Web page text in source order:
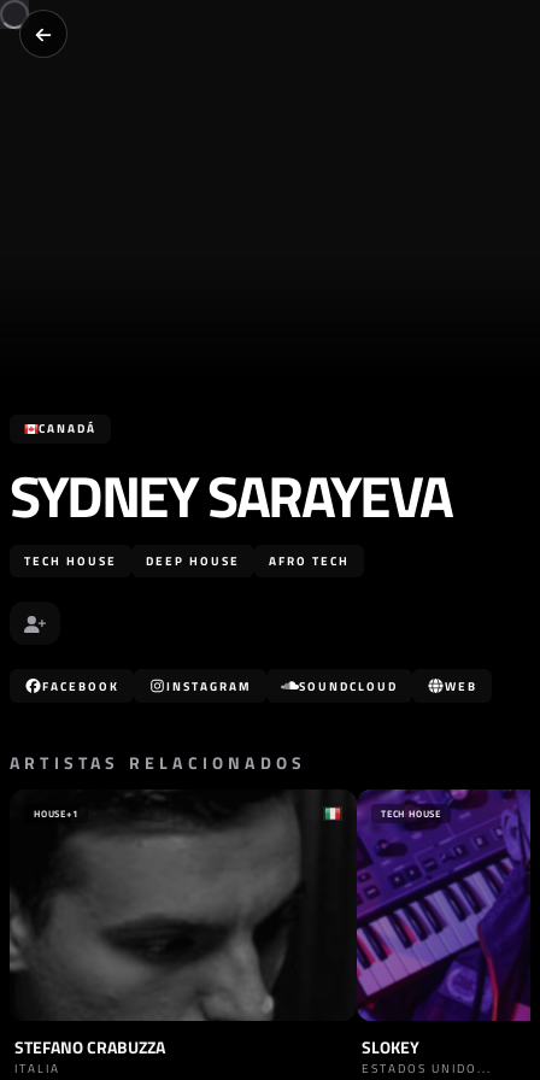
CANADÁ
SYDNEY SARAYEVA
TECH HOUSE DEEP HOUSE AFRO TECH
FACEBOOK INSTAGRAM SOUNDCLOUD WEB
ARTISTAS RELACIONADOS
HOUSE+1
STEFANO CRABUZZA
ITALIA
TECH HOUSE
SLOKEY
ESTADOS UNIDO...